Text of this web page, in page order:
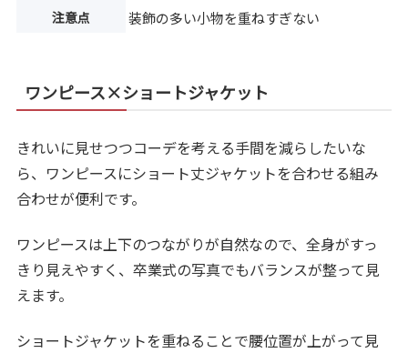
注意点 装飾の多い小物を重ねすぎない
ワンピース×ショートジャケット
きれいに見せつつコーデを考える手間を減らしたいな
ら、ワンピースにショート丈ジャケットを合わせる組み
合わせが便利です。
ワンピースは上下のつながりが自然なので、全身がすっ
きり見えやすく、卒業式の写真でもバランスが整って見
えます。
ショートジャケットを重ねることで腰位置が上がって見